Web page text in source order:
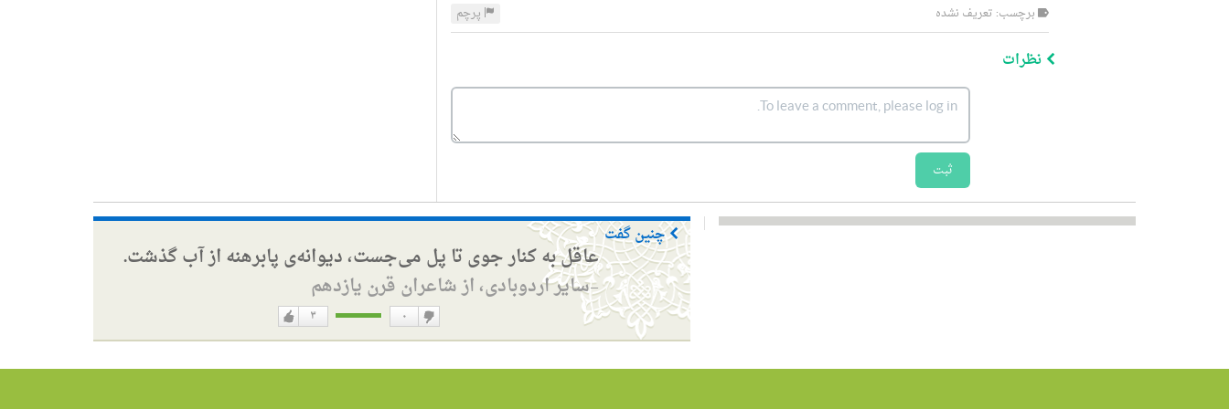
برچسب: تعریف نشده پرچم
نظرات
ثبت
چنین گفت
عاقل به کنار جوی تا پل می‌جست، دیوانه‌ی پابرهنه از آب گذشت.
—سایر اردوبادی، از شاعران قرن یازدهم
دوست
۳ ۰
دوست